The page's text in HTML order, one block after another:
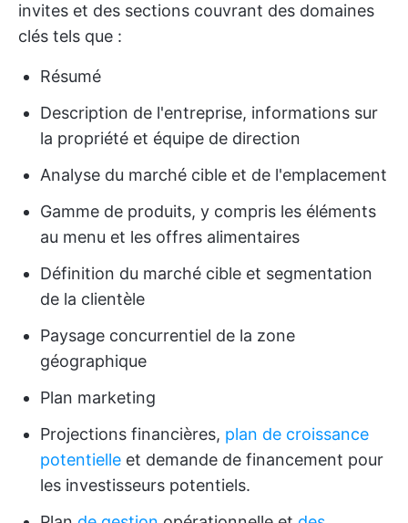
invites et des sections couvrant des domaines
clés tels que :
Résumé
Description de l'entreprise, informations sur
la propriété et équipe de direction
Analyse du marché cible et de l'emplacement
Gamme de produits, y compris les éléments
au menu et les offres alimentaires
Définition du marché cible et segmentation
de la clientèle
Paysage concurrentiel de la zone
géographique
Plan marketing
Projections financières, plan de croissance
potentielle et demande de financement pour
les investisseurs potentiels.